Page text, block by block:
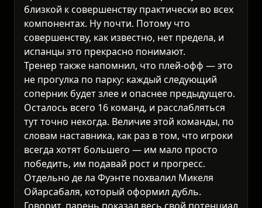
близкой к совершенству практически во всех
компонентах. Ну почти. Потому что
совершенству, как известно, нет предела, и
испанцы это прекрасно понимают.
Тренер также напомнил, что плей-офф — это
не прогулка по парку: каждый следующий
соперник будет злее и опаснее предыдущего.
Осталось всего 16 команд, и расслабляться
тут точно некогда. Величие этой команды, по
словам наставника, как раз в том, что игроки
всегда хотят большего — им мало просто
победить, им подавай рост и прогресс.
Отдельно де ла Фуэнте похвалил Микеля
Ойарсабаля, который оформил дубль.